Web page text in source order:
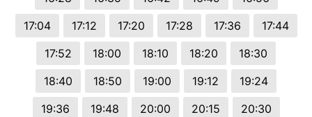
17:04
17:12 17:20 17:28 17:36
17:44
17:52
18:00 18:10 18:20
18:30
18:40
18:50 19:00 19:12
19:24
19:36
19:48 20:00 20:15
20:30